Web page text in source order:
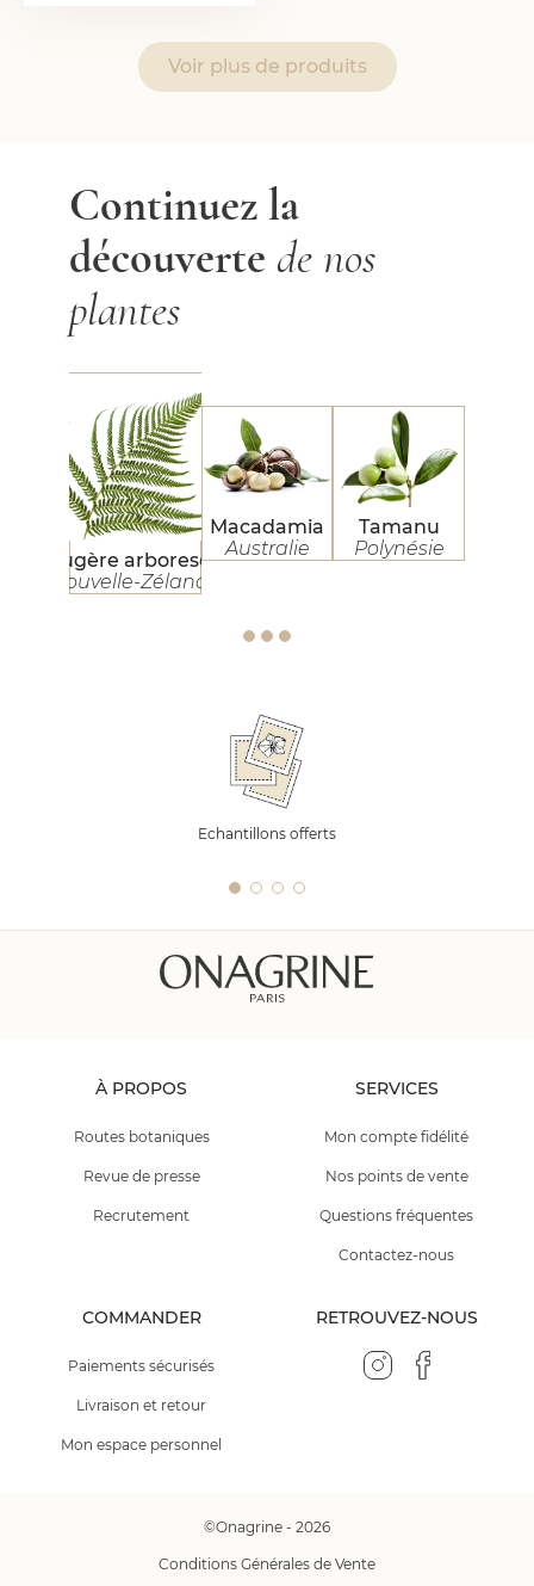
Voir plus de produits
Continuez la
découverte de nos
plantes
Fougère arborescente
Nouvelle-Zélande
arborescente
Macadamia
Australie
Tamanu
Polynésie
Echantillons offerts
À PROPOS
Routes botaniques
Revue de presse
Recrutement
SERVICES
Mon compte fidélité
Nos points de vente
Questions fréquentes
Contactez-nous
COMMANDER
Paiements sécurisés
Livraison et retour
Mon espace personnel
RETROUVEZ-NOUS
©Onagrine - 2026
Conditions Générales de Vente